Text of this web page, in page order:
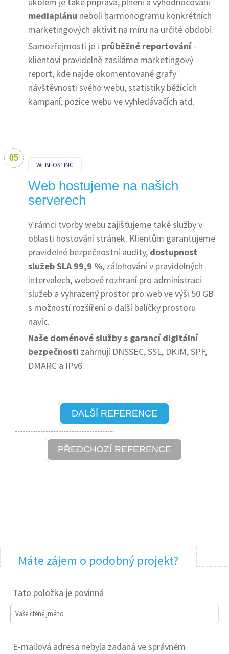
mediaplánu neboli harmonogramu konkrétních
marketingových aktivit na míru na určité období.
Samozřejmostí je i průběžné reportování-
klientovi pravidelně zasíláme marketingový
report, kde najde okomentované grafy
návštěvnosti svého webu, statistiky běžících
kampaní, pozice webu ve vyhledávačích atd.
WEBHOSTING
Web hostujeme na našich
serverech
V rámci tvorby webu zajišťujeme také služby v
oblasti hostování stránek. Klientům garantujeme
pravidelné bezpečnostní audity, dostupnost
služeb SLA 99,9 %, zálohování v pravidelných
intervalech, webové rozhraní pro administraci
služeb a vyhrazený prostor pro web ve výši 50 GB
s možností rozšíření o další balíčky prostoru
navíc.
Naše doménové služby s garancí digitální
bezpečnosti zahrnují DNSSEC, SSL, DKIM, SPF,
DMARC a IPv6.
PŘEDCHOZÍ REFERENCE
DALŠÍ REFERENCE
Máte zájem o podobný projekt?
Tato položka je povinná
Vaše ctěné jméno
E-mailová adresa nebyla zadaná ve správném